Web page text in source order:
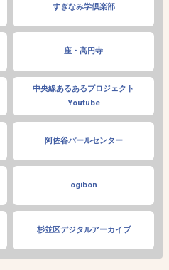
すぎなみ学倶楽部
座・高円寺
中央線あるあるプロジェクト
Youtube
阿佐谷パールセンター
ogibon
杉並区デジタルアーカイブ